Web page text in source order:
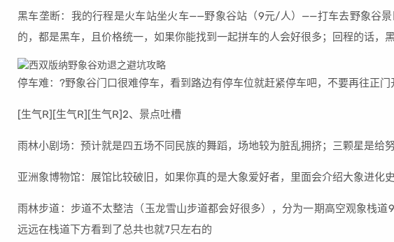
黑车垄断：我的行程是火车站坐火车——野象谷站（9元/人）——打车去野象谷
的，都是黑车，且价格统一，如果你能找到一起拼车的人会好很多；回程的话，
停车难：?野象谷门口很难停车，看到路边有停车位就赶紧停车吧，不要再往正
[生气R][生气R][生气R]2、景点吐槽
雨林小剧场：预计就是四五场不同民族的舞蹈，场地较为脏乱拥挤；三颗星是给
亚洲象博物馆：展馆比较破旧，如果你真的是大象爱好者，里面会介绍大象进化
雨林步道：步道不太整洁（玉龙雪山步道都会好很多），分为一期高空观象栈
远远在栈道下方看到了总共也就7只左右的